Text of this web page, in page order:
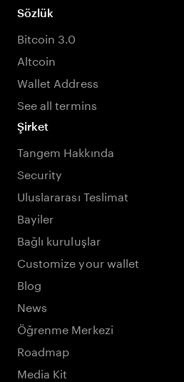
Sözlük
Bitcoin 3.0
Altcoin
Wallet Address
See all termins
Şirket
Tangem Hakkında
Security
Uluslararası Teslimat
Bayiler
Bağlı kuruluşlar
Customize your wallet
Blog
News
Öğrenme Merkezi
Roadmap
Media Kit